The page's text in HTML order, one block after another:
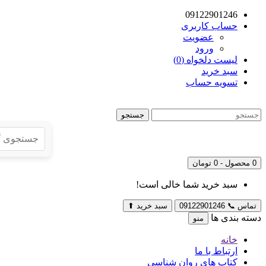
09122901246
حساب کاربری
عضویت
ورود
لیست دلخواه (0)
سبد خرید
تسویه حساب
جستجو
0 محصول - 0 تومان
سبد خرید شما خالی است!
تماس 📞
09122901246 سبد خرید ⬆
دسته بندی ها منو
خانه
ارتباط با ما
کتاب های روان شناسی